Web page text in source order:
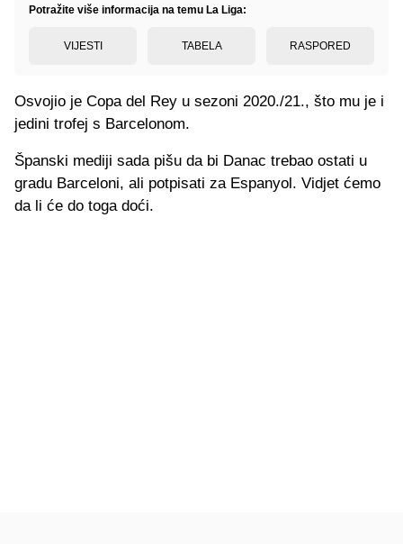
Potražite više informacija na temu La Liga:
VIJESTI TABELA RASPORED
Osvojio je Copa del Rey u sezoni 2020./21., što mu je i
jedini trofej s Barcelonom.
Španski mediji sada pišu da bi Danac trebao ostati u
gradu Barceloni, ali potpisati za Espanyol. Vidjet ćemo
da li će do toga doći.